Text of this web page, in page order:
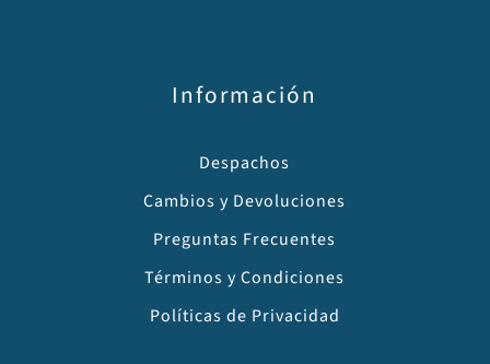
Información
Despachos
Cambios y Devoluciones
Preguntas Frecuentes
Términos y Condiciones
Políticas de Privacidad